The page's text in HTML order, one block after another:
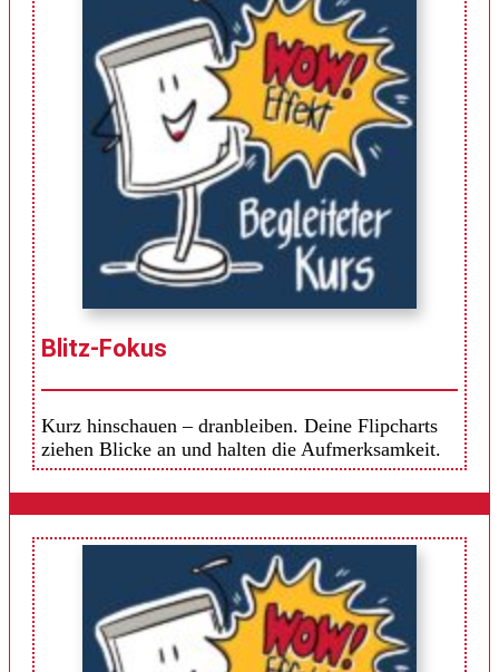
Blitz-Fokus
Kurz hinschauen – dranbleiben. Deine Flipcharts
ziehen Blicke an und halten die Aufmerksamkeit.